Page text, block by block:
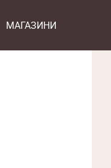
МАГАЗИНИ